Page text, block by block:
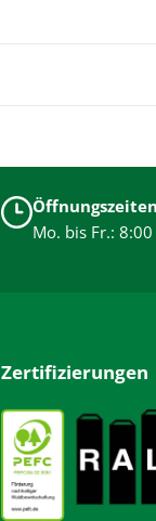
Mo. bis Fr.:
Zertifizierungen